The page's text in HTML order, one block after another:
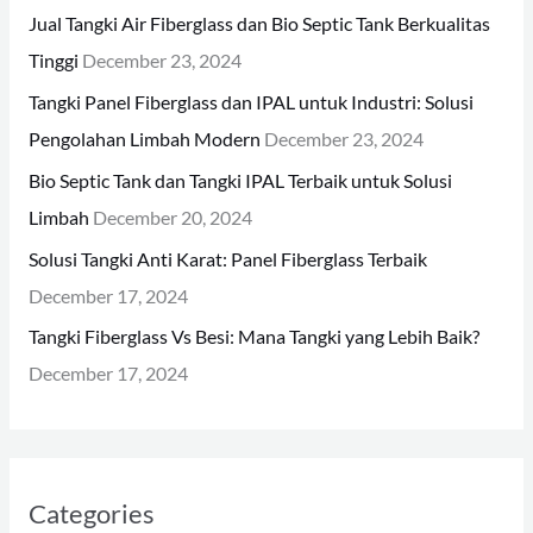
r
:
Jual Tangki Air Fiberglass dan Bio Septic Tank Berkualitas
Tinggi December 23, 2024
Tangki Panel Fiberglass dan IPAL untuk Industri: Solusi
Pengolahan Limbah Modern December 23, 2024
Bio Septic Tank dan Tangki IPAL Terbaik untuk Solusi
Limbah December 20, 2024
Solusi Tangki Anti Karat: Panel Fiberglass Terbaik
December 17, 2024
Tangki Fiberglass Vs Besi: Mana Tangki yang Lebih Baik?
December 17, 2024
Categories